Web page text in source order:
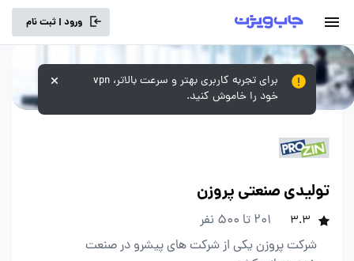
ورود | ثبت نام
تولیدی صنعتی پروزن
3.3
201 تا 500 نفر
شرکت پروزن یکی از شرکت های پیشرو در صنعت
برای تجربه کاربری بهتر و سرعت بالاتر، vpn
خود را خاموش کنید.